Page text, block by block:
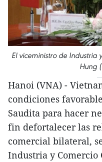
El viceministro de
Hung
Hanoi (VNA) -
condiciones
Saudita para hacer
fin defortalecer las
comercial bilateral,
Industria y Comercio